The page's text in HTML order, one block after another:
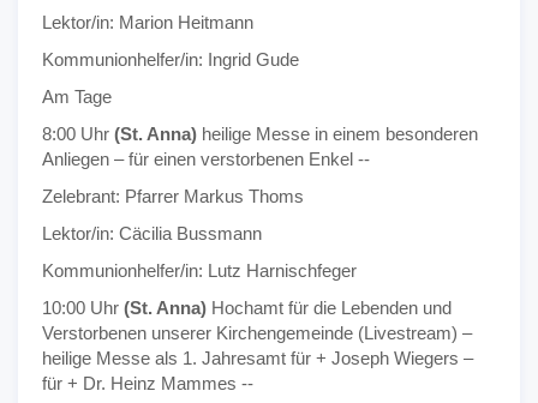
Lektor/in: Marion Heitmann
Kommunionhelfer/in: Ingrid Gude
Am Tage
8:00 Uhr (St. Anna) heilige Messe in einem besonderen
Anliegen – für einen verstorbenen Enkel --
Zelebrant: Pfarrer Markus Thoms
Lektor/in: Cäcilia Bussmann
Kommunionhelfer/in: Lutz Harnischfeger
10:00 Uhr (St. Anna) Hochamt für die Lebenden und
Verstorbenen unserer Kirchengemeinde (Livestream) –
heilige Messe als 1. Jahresamt für + Joseph Wiegers –
für + Dr. Heinz Mammes --